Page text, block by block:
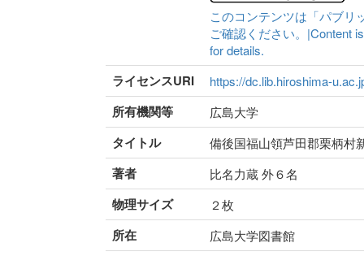
このコンテンツは「パブリ
ご確認ください。|Content
for details.
ライセンスURI https://dc.lib.hiroshima-
所有機関等 広島大学
タイトル 備後国福山領芦田郡栗柄村
著者 比名力蔵 外６名
物理サイズ ２枚
所在 広島大学図書館